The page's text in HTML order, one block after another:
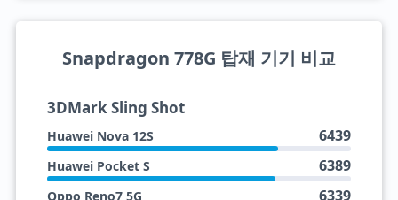
Motorola Edge 20
Motorola Edge 5G UW (2021)
Oppo Reno7 5G
Snapdragon 778G 탑재 기기 비교
3DMark Sling Shot
Huawei Nova 12S 6439
Huawei Pocket S 6389
Oppo Reno7 5G 6339